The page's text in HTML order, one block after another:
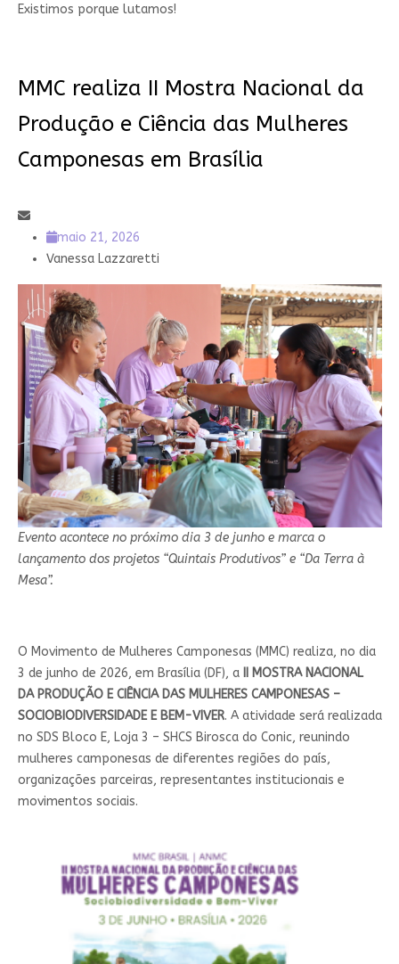
Existimos porque lutamos!
MMC realiza II Mostra Nacional da
Produção e Ciência das Mulheres
Camponesas em Brasília
maio 21, 2026
Vanessa Lazzaretti
Evento acontece no próximo dia 3 de junho e marca o
lançamento dos projetos “Quintais Produtivos” e “Da Terra à
Mesa”.
O Movimento de Mulheres Camponesas (MMC) realiza, no dia
3 de junho de 2026, em Brasília (DF), a
II MOSTRA NACIONAL
DA PRODUÇÃO E CIÊNCIA DAS MULHERES CAMPONESAS –
SOCIOBIODIVERSIDADE E BEM-VIVER. A atividade será realizada
no SDS Bloco E, Loja 3 – SHCS Birosca do Conic, reunindo
mulheres camponesas de diferentes regiões do país,
organizações parceiras, representantes institucionais e
movimentos sociais.